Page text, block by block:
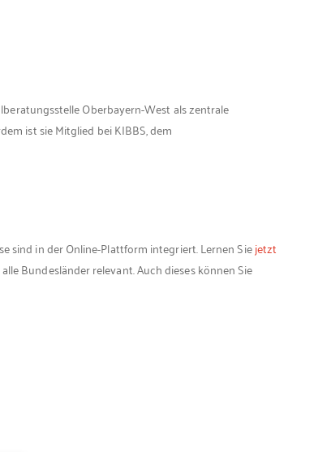
Oberbayern-West als zentrale
ist sie Mitglied bei KIBBS, dem
sind in der Online-Plattform integriert. Lernen Siejetzt
Bundesländer relevant. Auch dieses können Sie